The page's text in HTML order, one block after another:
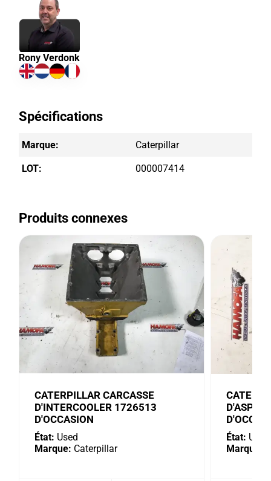
Rony Verdonk
Spécifications
Marque: Caterpillar
LOT: 000007414
Produits connexes
CATERPILLAR CARCASSE
D'INTERCOOLER 1726513
D'OCCASION
État: Used
Marque: Caterpillar
État: Used
Marque: